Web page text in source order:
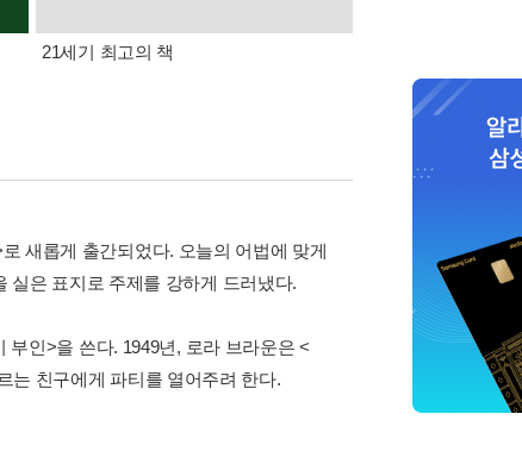
21세기 최고의 책
새롭게 출간되었다. 오늘의 어법에 맞게
실은 표지로 주제를 강하게 드러냈다.
인>을 쓴다. 1949년, 로라 브라운은 <
는 친구에게 파티를 열어주려 한다.